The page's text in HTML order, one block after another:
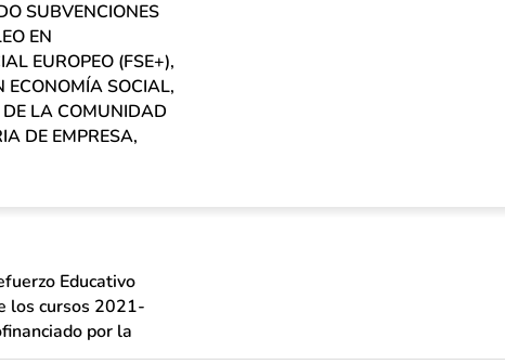
SUBVENCIONES
EN
EUROPEO (FSE+),
SOCIAL,
LA COMUNIDAD
DE EMPRESA,
Educativo
los cursos 2021-
por la